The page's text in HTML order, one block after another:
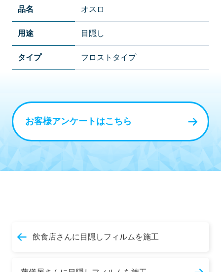
品名 オスロ
用途 目隠し
タイプ フロストタイプ
お客様アンケートはこちら
飲食店さんに目隠しフィルムを施工